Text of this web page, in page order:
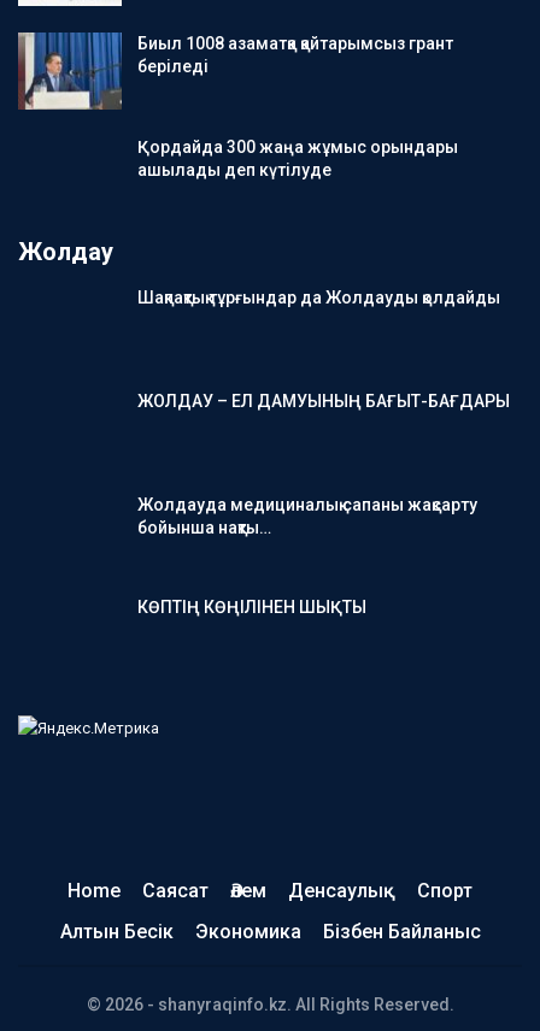
Биыл 1008 азаматқа қайтарымсыз грант
беріледі
Қордайда 300 жаңа жұмыс орындары
ашылады деп күтілуде
Жолдау
Шақпақтық тұрғындар да Жолдауды қолдайды
ЖОЛДАУ – ЕЛ ДАМУЫНЫҢ БАҒЫТ-БАҒДАРЫ
Жолдауда медициналық сапаны жақсарту
бойынша нақты…
КӨПТІҢ КӨҢІЛІНЕН ШЫҚТЫ
Home Саясат Әлем Денсаулық
Спорт
Алтын Бесік
Экономика Бізбен Байланыс
© 2026 - shanyraqinfo.kz. All Rights Reserved.